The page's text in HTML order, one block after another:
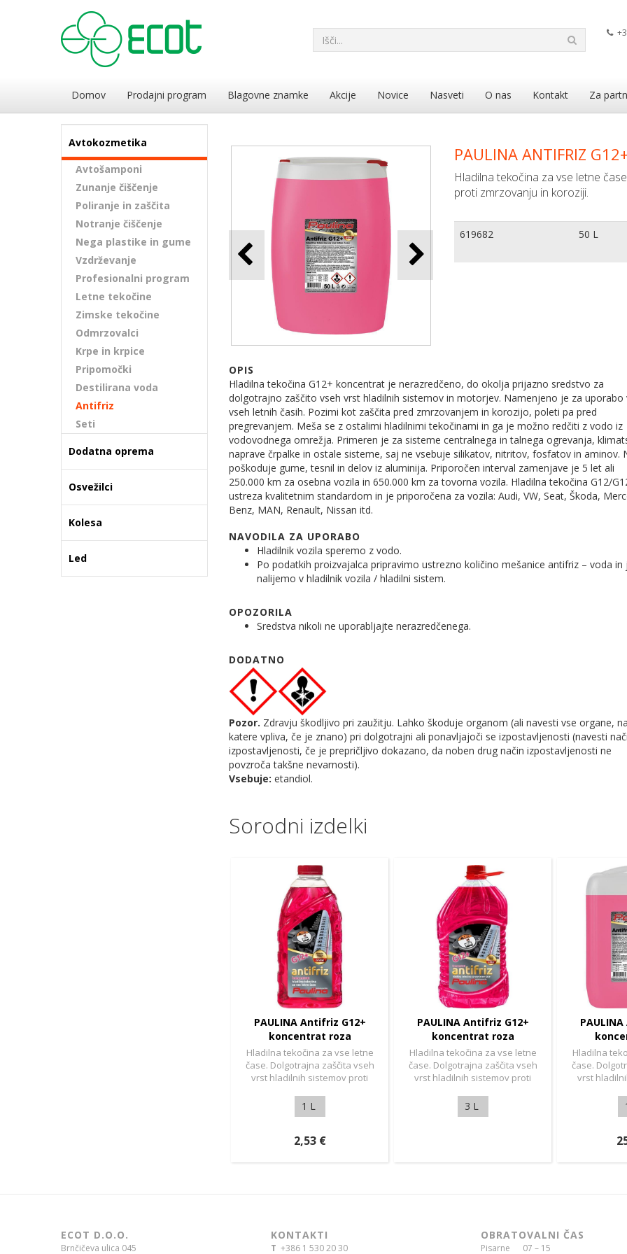
Domov Prodajni program Blagovne znamke Akcije Novice Nasveti O nas Kontakt Za
Avtokozmetika
Avtošamponi
Zunanje čiščenje
Poliranje in zaščita
Notranje čiščenje
Nega plastike in gume
Vzdrževanje
Profesionalni program
Letne tekočine
Zimske tekočine
Odmrzovalci
Krpe in krpice
Pripomočki
Destilirana voda
Antifriz
Seti
Dodatna oprema
Osvežilci
Kolesa
Led
PAULINA ANTIFRIZ
Hladilna tekočina za vse letne
proti zmrzovanju in koroziji.
619682 50 L
OPIS
Hladilna tekočina G12+ koncentrat je nerazredčeno, do okolja prijazno sredstvo za
dolgotrajno zaščito vseh vrst hladilnih sistemov in motorjev. Namenjeno je za uporabo
vseh letnih časih. Pozimi kot zaščita pred zmrzovanjem in korozijo, poleti pa pred
pregrevanjem. Meša se z ostalimi hladilnimi tekočinami in ga je možno redčiti z vodo iz
vodovodnega omrežja. Primeren je za sisteme centralnega in talnega ogrevanja,
naprave črpalke in ostale sisteme, saj ne vsebuje silikatov, nitritov, fosfatov in aminov.
poškoduje gume, tesnil in delov iz aluminija. Priporočen interval zamenjave je 5 let ali
250.000 km za osebna vozila in 650.000 km za tovorna vozila. Hladilna tekočina G12/
ustreza kvalitetnim standardom in je priporočena za vozila: Audi, VW, Seat, Škoda,
Benz, MAN, Renault, Nissan itd.
NAVODILA ZA UPORABO
Hladilnik vozila speremo z vodo.
Po podatkih proizvajalca pripravimo ustrezno količino mešanice antifriz – voda in
nalijemo v hladilnik vozila / hladilni sistem.
OPOZORILA
Sredstva nikoli ne uporabljajte nerazredčenega.
DODATNO
Pozor. Zdravju škodljivo pri zaužitju. Lahko škoduje organom (ali navesti vse organe,
katere vpliva, če je znano) pri dolgotrajni ali ponavljajoči se izpostavljenosti (navesti
izpostavljenosti, če je prepričljivo dokazano, da noben drug način izpostavljenosti ne
povzroča takšne nevarnosti).
Vsebuje: etandiol.
Sorodni izdelki
PAULINA Antifriz G12+
koncentrat roza
Hladilna tekočina za vse letne
čase. Dolgotrajna zaščita vseh
vrst hladilnih sistemov proti
1 L
2,53 €
PAULINA Antifriz G12+
koncentrat roza
Hladilna tekočina za vse letne
čase. Dolgotrajna zaščita vseh
vrst hladilnih sistemov proti
3 L
Hladilna
čase.
vrst
ECOT D.O.O.
Brnčičeva ulica 045
KONTAKTI
T +386 1 530 20 30
OBRATOVALNI ČAS
Pisarne 07 – 15